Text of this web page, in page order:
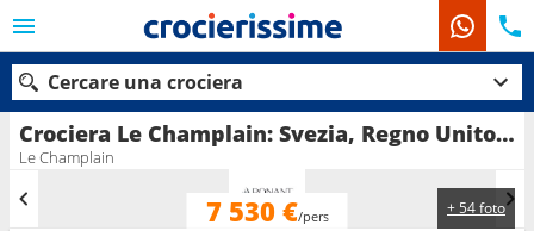
Crociera Le Champlain: Svezia, Regno Unito, Norvegia, Groenlandia, Danimarca in partenza da Glasgow
Le Champlain
+ 54 foto
7 530 €/pers
Cercare una crociera
Le nostre destinazioni